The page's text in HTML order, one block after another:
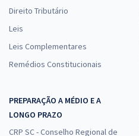
Direito Tributário
Leis
Leis Complementares
Remédios Constitucionais
PREPARAÇÃO A MÉDIO E A
LONGO PRAZO
CRP SC - Conselho Regional de